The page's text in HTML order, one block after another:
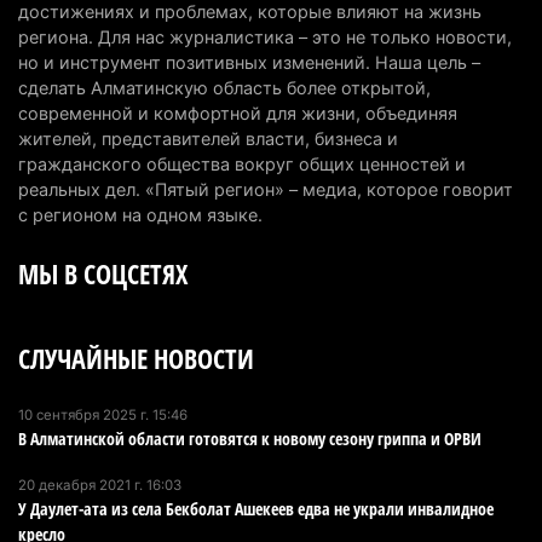
Казахстанцы назвали доход, при котором не
считают себя бедными
6 августа 2026 г. 09:52 161
Пожар в Аксайском ущелье под Алматы
полностью ликвидирован спустя три дня
6 августа 2026 г. 08:51 236
в Алматинской области
Казахстан стал лидером Центральной Азии в
5 августа 2026 г. 13:55
топлива для самолетов: пилотный проект
запустят в Алатау
достижениях и проблемах, которые влияют на жизнь
региона. Для нас журналистика – это не только новости,
но и инструмент позитивных изменений. Наша цель –
сделать Алматинскую область более открытой,
современной и комфортной для жизни, объединяя
жителей, представителей власти, бизнеса и
гражданского общества вокруг общих ценностей и
реальных дел. «Пятый регион» – медиа, которое говорит
с регионом на одном языке.
МЫ В СОЦСЕТЯХ
СЛУЧАЙНЫЕ НОВОСТИ
10 сентября 2025 г. 15:46
В Алматинской области готовятся к новому сезону гриппа и ОРВИ
20 декабря 2021 г. 16:03
У Даулет-ата из села Бекболат Ашекеев едва не украли инвалидное
кресло